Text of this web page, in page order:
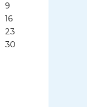
9
16
23
30